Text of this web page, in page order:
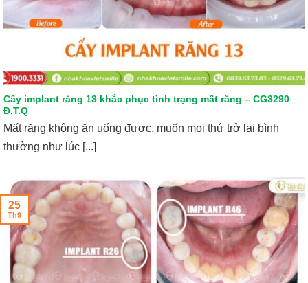
Cấy implant răng 13 khắc phục tình trạng mất răng – CG3290
Đ.T.Q
Mất răng không ăn uống được, muốn mọi thứ trở lại bình
thường như lúc [...]
25
Th9